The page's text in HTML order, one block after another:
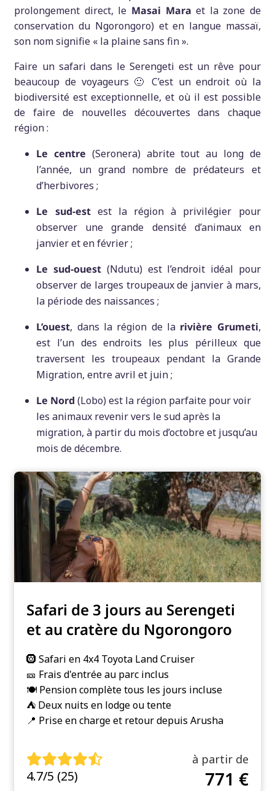
prolongement direct, le Masai Mara et la zone de
conservation du Ngorongoro) et en langue massaï,
son nom signifie « la plaine sans fin ».
Faire un safari dans le Serengeti est un rêve pour
beaucoup de voyageurs 🙂 C’est un endroit où la
biodiversité est exceptionnelle, et où il est possible
de faire de nouvelles découvertes dans chaque
région :
Le centre (Seronera) abrite tout au long de
l’année, un grand nombre de prédateurs et
d’herbivores ;
Le sud-estest la région à privilégier pour
observer une grande densité d’animaux en
janvier et en février ;
Le sud-ouest (Ndutu) est l’endroit idéal pour
observer de larges troupeaux de janvier à mars,
la période des naissances ;
L’ouest, dans la région de la rivière Grumeti,
est l’un des endroits les plus périlleux que
traversent les troupeaux pendant la Grande
Migration, entre avril et juin ;
Le Nord (Lobo) est la région parfaite pour voir
les animaux revenir vers le sud après la
migration, à partir du mois d’octobre et jusqu’au
mois de décembre.
Safari de 3 jours au Serengeti
et au cratère du Ngorongoro
🛞 Safari en 4x4 Toyota Land Cruiser
🎫 Frais d'entrée au parc inclus
🍽️ Pension complète tous les jours incluse
⛺️ Deux nuits en lodge ou tente
📍 Prise en charge et retour depuis Arusha
4.7/5 (25)
à partir de
771 €